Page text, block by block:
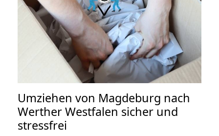
Umziehen von Magdeburg nach
Werther Westfalen sicher und
stressfrei